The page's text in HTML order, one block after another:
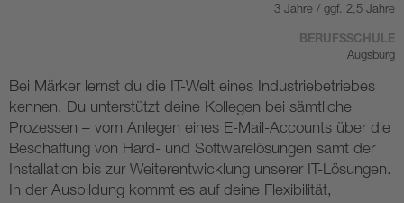
3 Jahre / ggf. 2,5 Jahre
BERUFSSCHULE
Augsburg
Bei Märker lernst du die IT-Welt eines Industriebetriebes
kennen. Du unterstützt deine Kollegen bei sämtliche
Prozessen – vom Anlegen eines E-Mail-Accounts über die
Beschaffung von Hard- und Softwarelösungen samt der
Installation bis zur Weiterentwicklung unserer IT-Lösungen.
In der Ausbildung kommt es auf deine Flexibilität,